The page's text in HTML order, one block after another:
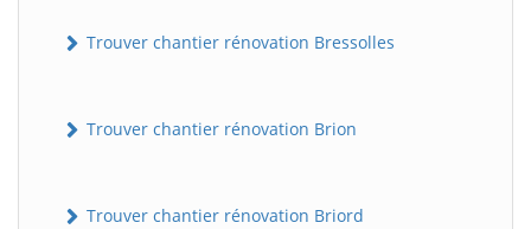
Trouver chantier rénovation Bressolles
Trouver chantier rénovation Brion
Trouver chantier rénovation Briord